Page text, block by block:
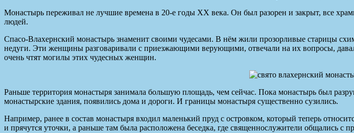
Монастырь переживал не лучшие времена в 20-е годы XX века. Он был разорен и закрыт, все
людей.
Спасо-Влахернский монастырь знаменит своими чудесами. В нём жили прозорливые старицы
недуги. Эти женщины разговаривали с приезжающими верующими, отвечали на их вопросы,
очень чтят могилы этих чудесных женщин.
Раньше территория монастыря занимала большую площадь, чем сейчас. Пока монастырь был
монастырские здания, появились дома и дороги. И границы монастыря существенно сузились.
Например, ранее в состав монастыря входил маленький пруд с островком, который теперь
и прячутся уточки, а раньше там была расположена беседка, где священнослужители общались с